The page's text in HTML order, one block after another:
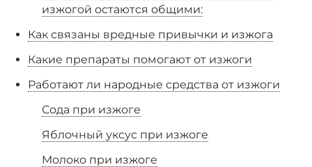
изжогой остаются общими:
Как связаны вредные привычки и изжога
Какие препараты помогают от изжоги
Работают ли народные средства от изжоги
Сода при изжоге
Яблочный уксус при изжоге
Молоко при изжоге